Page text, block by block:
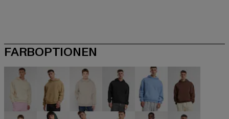
FARBOPTIONEN
beige beige beige schwarzblau braun